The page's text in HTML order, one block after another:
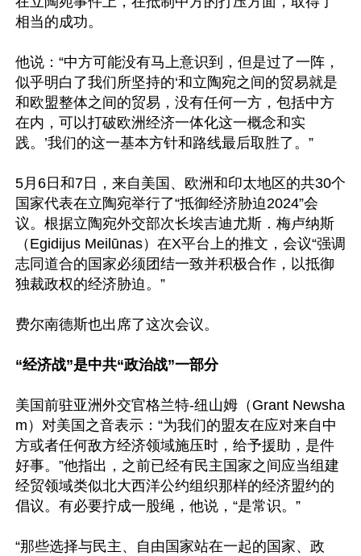
相当的成功。
他说：“中方可能没有马上意识到，但是过了一阵，
似乎明白了我们所坚持的‘和立陶宛之间的贸易就是
和欧盟整体之间的贸易，没有任何一方，包括中方
在内，可以打破欧洲经济一体化这一概念和实
践。’我们的这一基本方针和路线最后取胜了。”
5月6日和7日，来自美国、欧洲和印太地区的共30个
国家代表在立陶宛举行了“抵御经济胁迫2024”会
议。根据立陶宛外交部次长埃吉迪尤斯．梅卢纳斯
（Egidijus Meilūnas）在X平台上的推文，会议“强调
志同道合的国家必须团结一致并积极合作，以抵御
独裁政权的经济胁迫。”
费尔南德斯也出席了这次会议。
“经济战”是中共“政治战”一部分
美国前驻亚洲外交官格兰特-纽山姆（Grant Newsha
m）对美国之音表示：“为我们的盟友在应对来自中
方或者任何敌方经济领域施压时，给予援助，是件
好事。”他指出，之前已经有民主国家之间应当组建
经贸领域类似北大西洋公约组织那样的经济盟约的
倡议。有必要拧成一股绳，他说，“是常识。”
“那些选择与民主、自由国家站在一起的国家、政